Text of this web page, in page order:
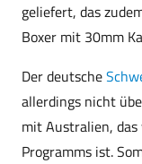
geliefert, das
Boxer mit 30mm
Der deutsche
allerdings nicht
mit Australien, das
Programms ist.